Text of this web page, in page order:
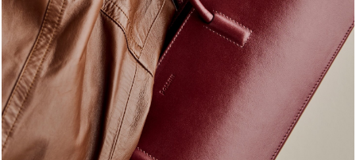
Classy, sassy, trendy - the new Pollini Lady Bag is ...